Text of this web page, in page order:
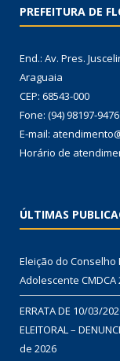
PREFEITURA DE
End.: Av. Pres.
Araguaia
CEP: 68543-000
Fone: (94) 98197-9476
E-mail:
Horário de
ÚLTIMAS
Eleição do
Adolescente CMDCA
ERRATA DE 10/03/
ELEITORAL –
de 2026